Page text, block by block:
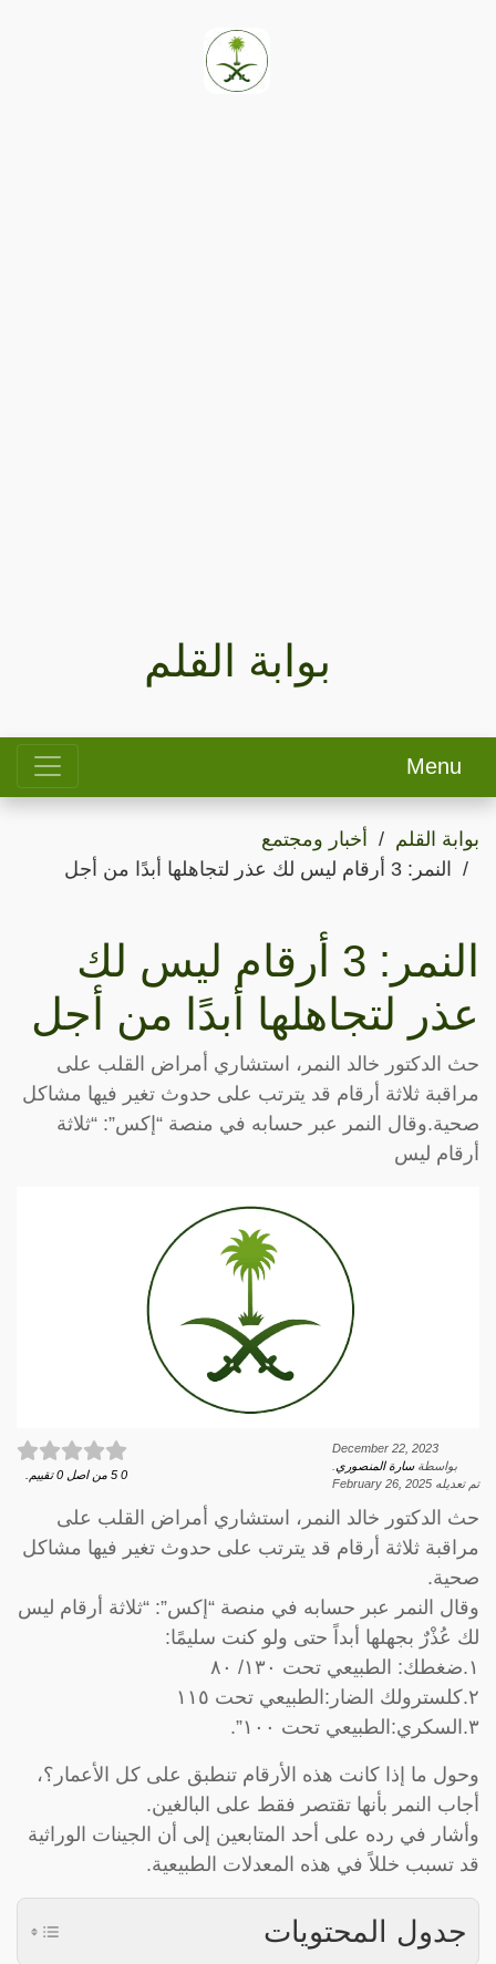
بوابة القلم
Menu
بوابة القلم
أخبار ومجتمع
النمر: 3 أرقام ليس لك عذر لتجاهلها أبدًا من أجل
النمر: 3 أرقام ليس لك
عذر لتجاهلها أبدًا من أجل
حث الدكتور خالد النمر، استشاري أمراض القلب على
مراقبة ثلاثة أرقام قد يترتب على حدوث تغير فيها مشاكل
صحية.وقال النمر عبر حسابه في منصة “إكس”: “ثلاثة
أرقام ليس
December 22, 2023
بواسطةسارة المنصوري
تم تعديله February 26, 2025
0
5 من اصل 0 تقييم.
حث الدكتور خالد النمر، استشاري أمراض القلب على
مراقبة ثلاثة أرقام قد يترتب على حدوث تغير فيها مشاكل
صحية.
وقال النمر عبر حسابه في منصة “إكس”: “ثلاثة أرقام ليس
لك عُذْرٌ بجهلها أبداً حتى ولو كنت سليمًا:
١.ضغطك: الطبيعي تحت ١٣٠/ ٨٠
٢.كلسترولك الضار:الطبيعي تحت ١١٥
٣.السكري:الطبيعي تحت ١٠٠”.
وحول ما إذا كانت هذه الأرقام تنطبق على كل الأعمار؟،
أجاب النمر بأنها تقتصر فقط على البالغين.
وأشار في رده على أحد المتابعين إلى أن الجينات الوراثية
قد تسبب خللاً في هذه المعدلات الطبيعية.
جدول المحتويات